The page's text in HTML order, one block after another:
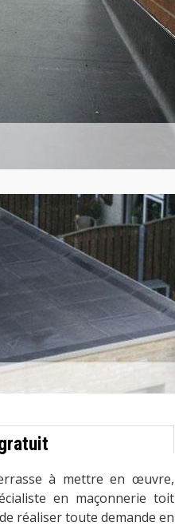
à mettre en œuvre,
en maçonnerie toit
réaliser toute demande en